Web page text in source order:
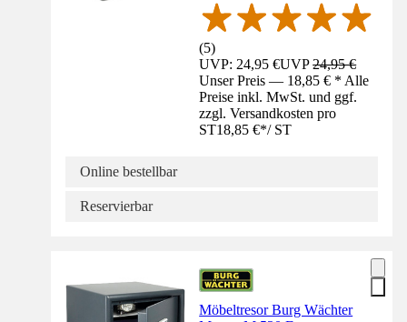
(5)
UVP: 24,95 €UVP24,95 €
Unser Preis — 18,85 € * Alle
Preise inkl. MwSt. und ggf.
zzgl. Versandkosten pro
ST18,85 €*/ ST
Online bestellbar
Reservierbar
Möbeltresor Burg Wächter